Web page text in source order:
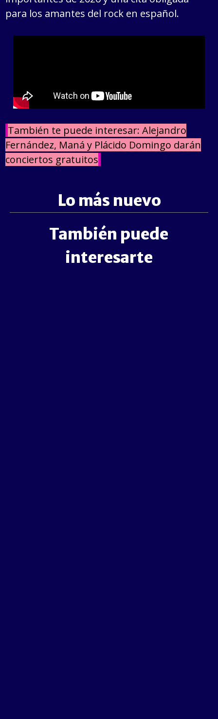
para los amantes del rock en español.
También te puede interesar: Alejandro
Fernández, Maná y Plácido Domingo darán
conciertos gratuitos
Lo más nuevo
También puede
interesarte